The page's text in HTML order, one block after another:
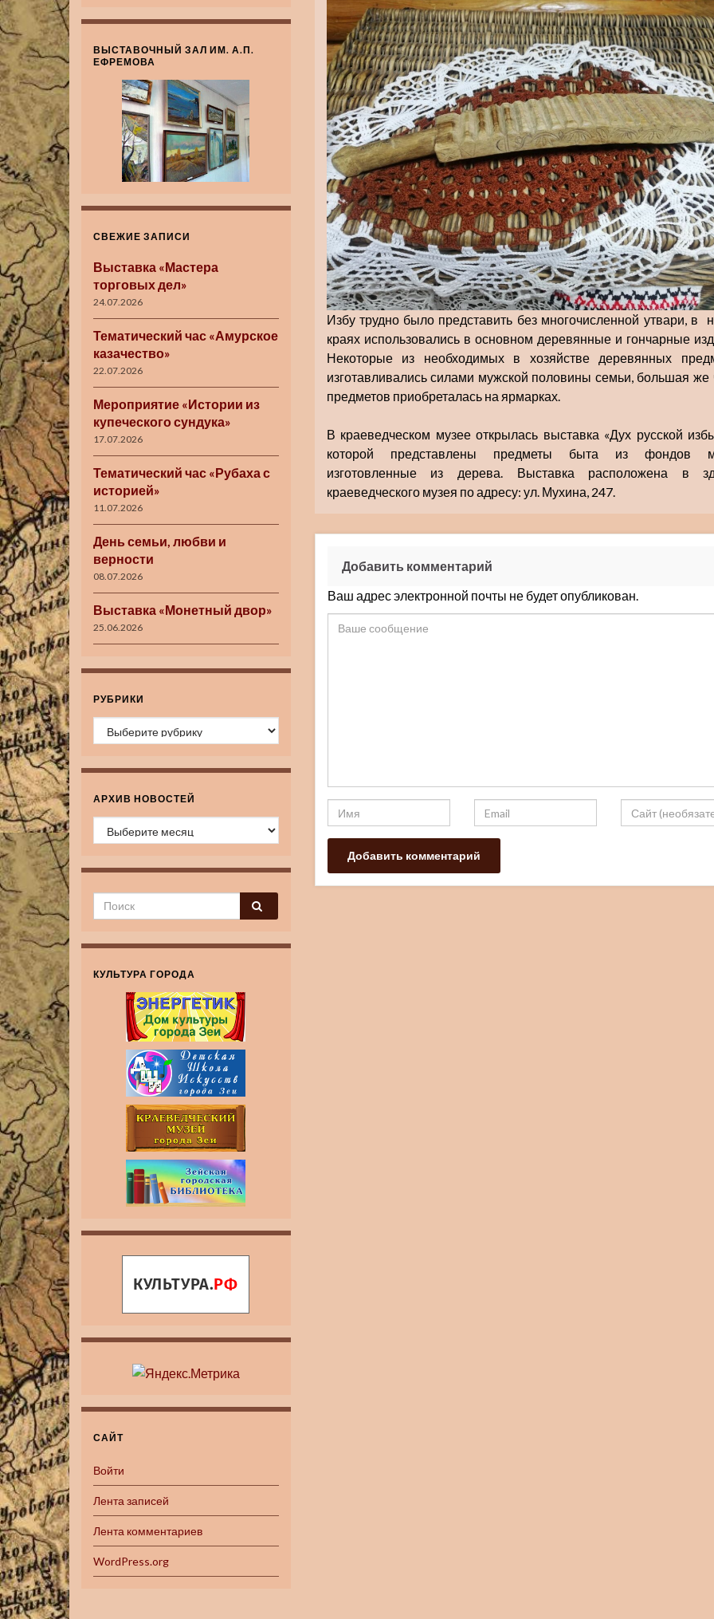
Избу трудно было представить без многочисленной утвари, в
краях использовались в основном деревянные и гончарные
Некоторые из необходимых в хозяйстве деревянных
изготавливались силами мужской половины семьи, большая же
предметов приобреталась на ярмарках.
В краеведческом музее открылась выставка «Дух русской
которой представлены предметы быта из фондов
изготовленные из дерева. Выставка расположена в
краеведческого музея по адресу: ул. Мухина, 247.
Добавить комментарий
Ваш адрес электронной почты не будет опубликован.
ВЫСТАВОЧНЫЙ ЗАЛ ИМ. А.П.
ЕФРЕМОВА
СВЕЖИЕ ЗАПИСИ
Выставка «Мастера
торговых дел»
24.07.2026
Тематический час «Амурское
казачество»
22.07.2026
Мероприятие «Истории из
купеческого сундука»
17.07.2026
Тематический час «Рубаха с
историей»
11.07.2026
День семьи, любви и
верности
08.07.2026
Выставка «Монетный двор»
25.06.2026
РУБРИКИ
Рубрики
АРХИВ НОВОСТЕЙ
Архив новостей
КУЛЬТУРА ГОРОДА
САЙТ
Войти
Лента записей
Лента комментариев
WordPress.org